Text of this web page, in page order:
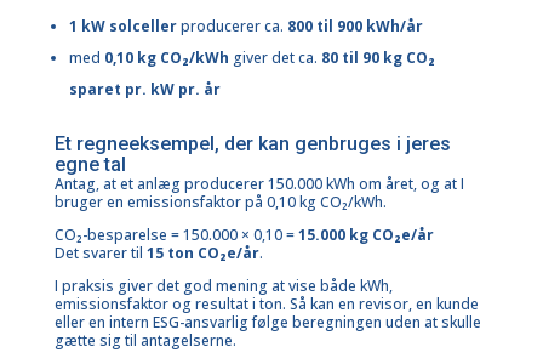
1 kW solcellerproducerer ca. 800 til 900 kWh/år
med 0,10 kg CO₂/kWh giver det ca. 80 til 90 kg CO₂
sparet pr. kW pr. år
Et regneeksempel, der kan genbruges i jeres
egne tal
Antag, at et anlæg producerer 150.000 kWh om året, og at I
bruger en emissionsfaktor på 0,10 kg CO₂/kWh.
CO₂-besparelse = 150.000 × 0,10 =15.000 kg CO₂e/år
Det svarer til 15 ton CO₂e/år.
I praksis giver det god mening at vise både kWh,
emissionsfaktor og resultat i ton. Så kan en revisor, en kunde
eller en intern ESG-ansvarlig følge beregningen uden at skulle
gætte sig til antagelserne.